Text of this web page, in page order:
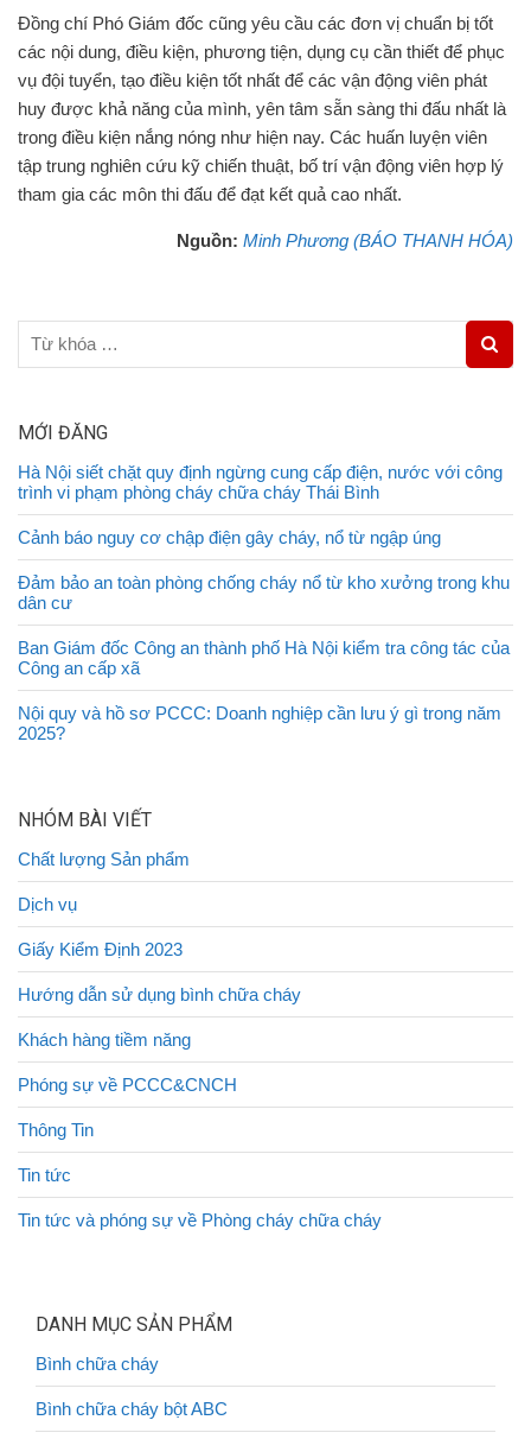
Đồng chí Phó Giám đốc cũng yêu cầu các đơn vị chuẩn bị tốt
các nội dung, điều kiện, phương tiện, dụng cụ cần thiết để phục
vụ đội tuyển, tạo điều kiện tốt nhất để các vận động viên phát
huy được khả năng của mình, yên tâm sẵn sàng thi đấu nhất là
trong điều kiện nắng nóng như hiện nay. Các huấn luyện viên
tập trung nghiên cứu kỹ chiến thuật, bố trí vận động viên hợp lý
tham gia các môn thi đấu để đạt kết quả cao nhất.
Nguồn: Minh Phương (BÁO THANH HÓA)
MỚI ĐĂNG
Hà Nội siết chặt quy định ngừng cung cấp điện, nước với công
trình vi phạm phòng cháy chữa cháy Thái Bình
Cảnh báo nguy cơ chập điện gây cháy, nổ từ ngập úng
Đảm bảo an toàn phòng chống cháy nổ từ kho xưởng trong khu
dân cư
Ban Giám đốc Công an thành phố Hà Nội kiểm tra công tác của
Công an cấp xã
Nội quy và hồ sơ PCCC: Doanh nghiệp cần lưu ý gì trong năm
2025?
NHÓM BÀI VIẾT
Chất lượng Sản phẩm
Dịch vụ
Giấy Kiểm Định 2023
Hướng dẫn sử dụng bình chữa cháy
Khách hàng tiềm năng
Phóng sự về PCCC&CNCH
Thông Tin
Tin tức
Tin tức và phóng sự về Phòng cháy chữa cháy
DANH MỤC SẢN PHẨM
Bình chữa cháy
Bình chữa cháy bột ABC